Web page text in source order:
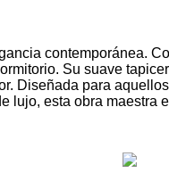
contemporánea.
Su suave
Diseñada para
lujo, esta obra